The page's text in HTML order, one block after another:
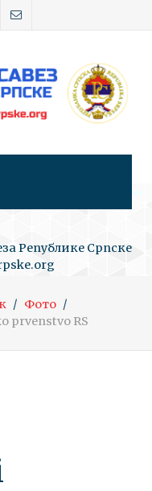
Републике Српске
Фото
prvenstvo RS